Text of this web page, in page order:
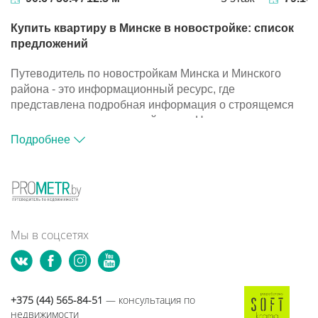
Купить квартиру в Минске в новостройке: список
предложений
Путеводитель по новостройкам Минска и Минского
района - это информационный ресурс, где
представлена подробная информация о строящемся
жилье и компаниях-застройщиках. На портале
размещена база объектов, с помощью которой вы
Путеводитель по новостройкам Минска и Минского
района - это информационный ресурс, где
жилье и компаниях-застройщиках. На портале
размещена база объектов, с помощью которой вы
сможете подобрать подходящий вариант для покупки
Подробнее
Мы в соцсетях
+375 (44) 565-84-51 — консультация по
недвижимости